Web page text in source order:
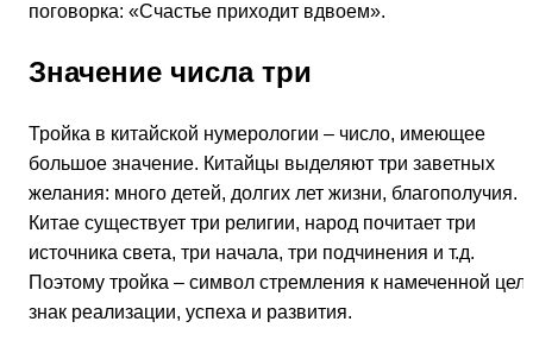
поговорка: «Счастье приходит вдвоем».
Значение числа три
Тройка в китайской нумерологии – число, имеющее
большое значение. Китайцы выделяют три заветных
желания: много детей, долгих лет жизни, благополучия.
Китае существует три религии, народ почитает три
источника света, три начала, три подчинения и т.д.
Поэтому тройка – символ стремления к намеченной
знак реализации, успеха и развития.